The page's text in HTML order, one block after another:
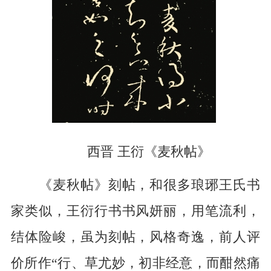
西晋 王衍《麦秋帖》
《麦秋帖》刻帖，和很多琅琊王氏书
家类似，王衍行书书风妍丽，用笔流利，
结体险峻，虽为刻帖，风格奇逸，前人评
价所作“行、草尤妙，初非经意，而酣然痛